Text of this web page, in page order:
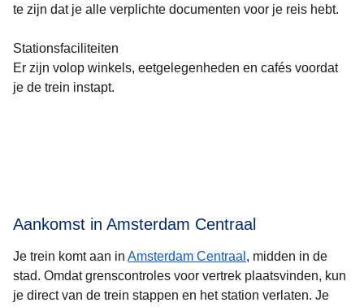
te zijn dat je alle verplichte documenten voor je reis hebt.
Stationsfaciliteiten
Er zijn volop winkels, eetgelegenheden en cafés voordat
je de trein instapt.
Aankomst in Amsterdam Centraal
Je trein komt aan in Amsterdam Centraal , midden in de
stad. Omdat grenscontroles voor vertrek plaatsvinden, kun
je direct van de trein stappen en het station verlaten. Je